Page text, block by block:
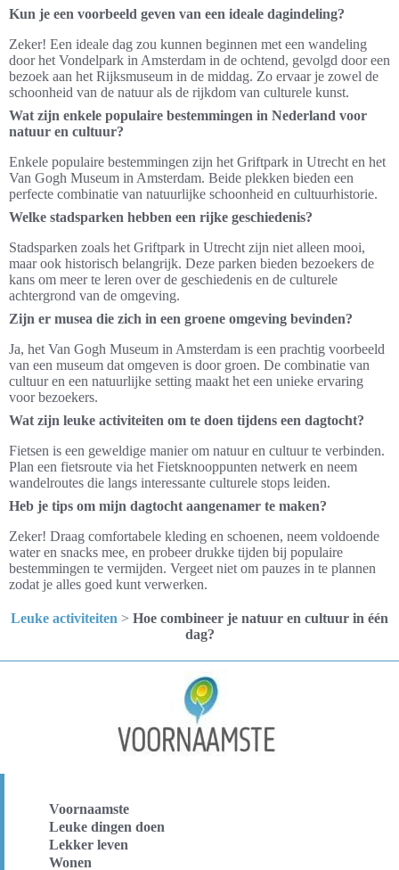
Kun je een voorbeeld geven van een ideale dagindeling?
Zeker! Een ideale dag zou kunnen beginnen met een wandeling
door het Vondelpark in Amsterdam in de ochtend, gevolgd door een
bezoek aan het Rijksmuseum in de middag. Zo ervaar je zowel de
schoonheid van de natuur als de rijkdom van culturele kunst.
Wat zijn enkele populaire bestemmingen in Nederland voor
natuur en cultuur?
Enkele populaire bestemmingen zijn het Griftpark in Utrecht en het
Van Gogh Museum in Amsterdam. Beide plekken bieden een
perfecte combinatie van natuurlijke schoonheid en cultuurhistorie.
Welke stadsparken hebben een rijke geschiedenis?
Stadsparken zoals het Griftpark in Utrecht zijn niet alleen mooi,
maar ook historisch belangrijk. Deze parken bieden bezoekers de
kans om meer te leren over de geschiedenis en de culturele
achtergrond van de omgeving.
Zijn er musea die zich in een groene omgeving bevinden?
Ja, het Van Gogh Museum in Amsterdam is een prachtig voorbeeld
van een museum dat omgeven is door groen. De combinatie van
cultuur en een natuurlijke setting maakt het een unieke ervaring
voor bezoekers.
Wat zijn leuke activiteiten om te doen tijdens een dagtocht?
Fietsen is een geweldige manier om natuur en cultuur te verbinden.
Plan een fietsroute via het Fietsknooppunten netwerk en neem
wandelroutes die langs interessante culturele stops leiden.
Heb je tips om mijn dagtocht aangenamer te maken?
Zeker! Draag comfortabele kleding en schoenen, neem voldoende
water en snacks mee, en probeer drukke tijden bij populaire
bestemmingen te vermijden. Vergeet niet om pauzes in te plannen
zodat je alles goed kunt verwerken.
Leuke activiteiten > Hoe combineer je natuur en cultuur in één
dag?
Voornaamste
Leuke dingen doen
Lekker leven
Wonen